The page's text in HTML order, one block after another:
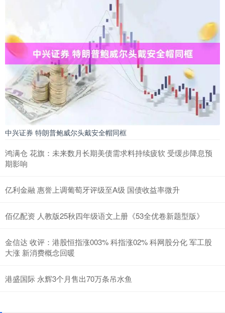
中兴证券 特朗普鲍威尔头戴安全帽同框
鸿满仓 花旗：未来数月长期美债需求料持续疲软 受缓步降息预
期影响
亿利金融 惠誉上调葡萄牙评级至A级 国债收益率微升
佰亿配资 人教版25秋四年级语文上册《53全优卷新题型版》
金信达 收评：港股恒指涨003% 科指涨02% 科网股分化 军工股
大涨 新消费概念回暖
港盛国际 永辉3个月售出70万条吊水鱼